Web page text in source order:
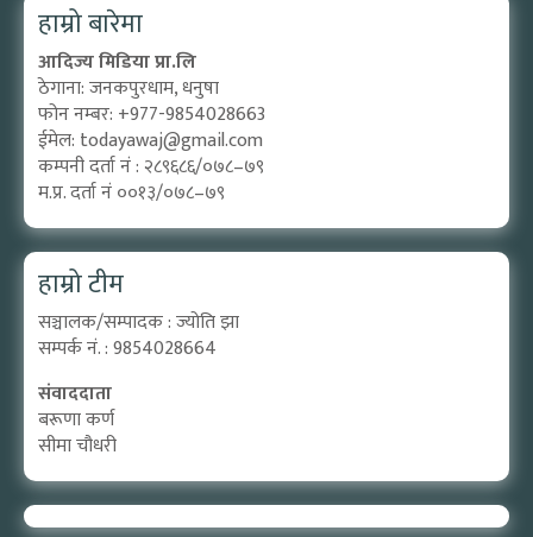
हाम्रो बारेमा
आदिज्य मिडिया प्रा.लि
ठेगाना: जनकपुरधाम, धनुषा
फोन नम्बर: +977-9854028663
ईमेल: todayawaj@gmail.com
कम्पनी दर्ता नं : २८९६८६/०७८–७९
म.प्र. दर्ता नं ००१३/०७८–७९
हाम्रो टीम
सञ्चालक/सम्पादक : ज्योति झा
सम्पर्क नं. : 9854028664
संवाददाता
बरूणा कर्ण
सीमा चौधरी